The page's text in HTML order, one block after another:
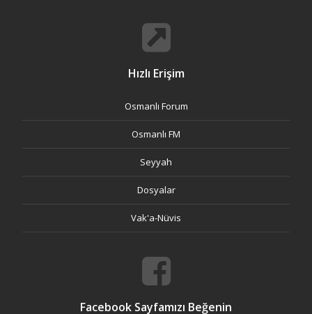
Hızlı Erişim
Osmanlı Forum
Osmanlı FM
Seyyah
Dosyalar
Vak'a-Nüvis
Facebook Sayfamızı Beğenin